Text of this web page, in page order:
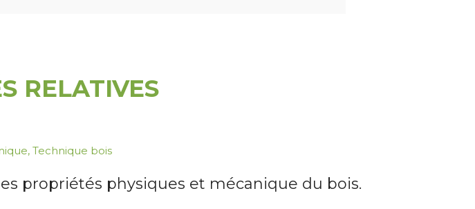
RELATIVES
, Technique bois
propriétés physiques et mécanique du bois.